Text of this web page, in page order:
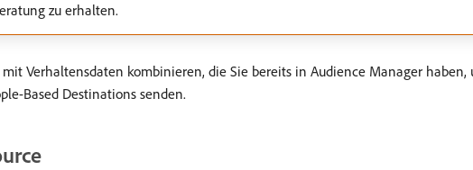
zu erhalten.
Verhaltensdaten kombinieren, die Sie bereits in Audience Manager haben,
Based Destinations senden.